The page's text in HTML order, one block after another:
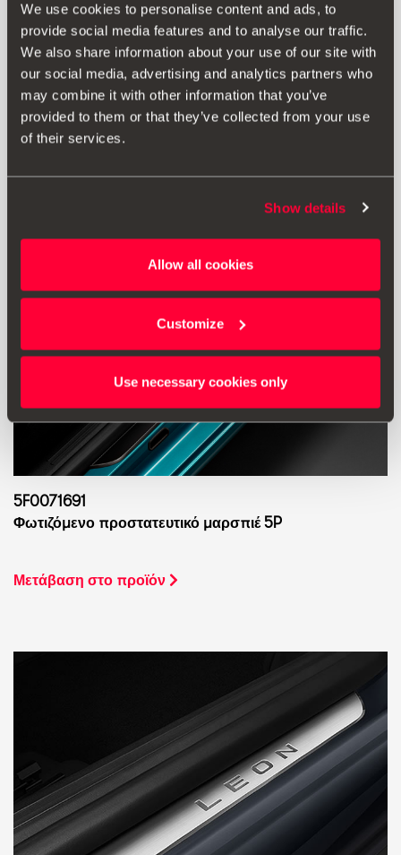
We use cookies to personalise content and ads, to
provide social media features and to analyse our traffic.
We also share information about your use of our site with
our social media, advertising and analytics partners who
may combine it with other information that you’ve
provided to them or that they’ve collected from your use
of their services.
Show details
Allow all cookies
Customize
Use necessary cookies only
5F0064713A
Κόκκινα διακοσμητικά πλαίσια στο ταμπλώ
Μετάβαση στο προϊόν
5F0071691
Φωτιζόμενο προστατευτικό μαρσπιέ 5P
Μετάβαση στο προϊόν